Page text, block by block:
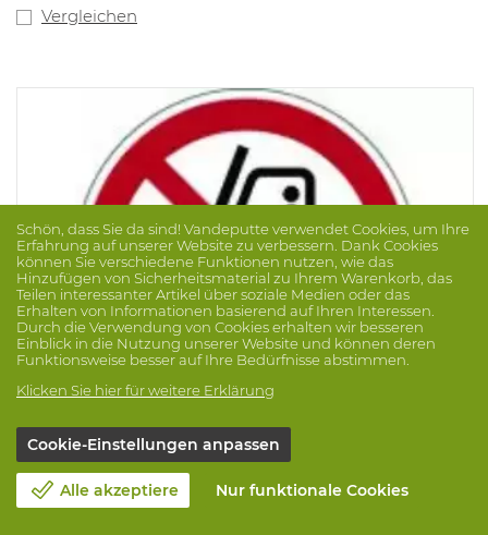
Vergleichen
Pic P006 Dia 315 Pp 822598
Marke: BRADY Prod.-Nr. 1005531
Schön, dass Sie da sind! Vandeputte verwendet Cookies, um Ihre
Erfahrung auf unserer Website zu verbessern. Dank Cookies
können Sie verschiedene Funktionen nutzen, wie das
Hinzufügen von Sicherheitsmaterial zu Ihrem Warenkorb, das
Teilen interessanter Artikel über soziale Medien oder das
Erhalten von Informationen basierend auf Ihren Interessen.
Durch die Verwendung von Cookies erhalten wir besseren
Einblick in die Nutzung unserer Website und können deren
Funktionsweise besser auf Ihre Bedürfnisse abstimmen.
Klicken Sie hier für weitere Erklärung
Cookie-Einstellungen anpassen
Alle akzeptiere Nur funktionale Cookies